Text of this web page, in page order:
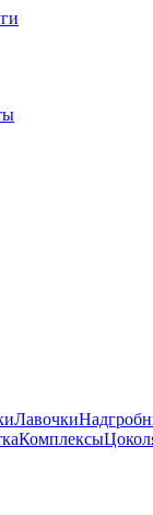
Лавочки
Комплексы